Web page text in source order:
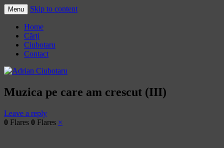
Adrian Ciubotaru
Menu Skip to content
Home
Cărți
Ciubotaru
Contact
Muzica pe care am crescut (III)
Leave a reply
0 Flares 0 Flares ×